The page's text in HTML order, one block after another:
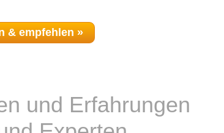
& empfehlen »
und Erfahrungen